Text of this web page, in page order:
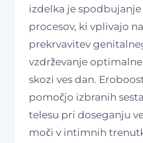
izdelka je spodbujanje
procesov, ki vplivajo
prekrvavitev
vzdrževanje
skozi ves dan.
pomočjo izbranih
telesu pri doseganju
moči v intimnih